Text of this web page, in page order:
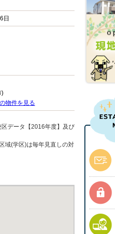
日
)
物件を見る
データ【2016年度】及び
域(学区)は毎年見直しの対